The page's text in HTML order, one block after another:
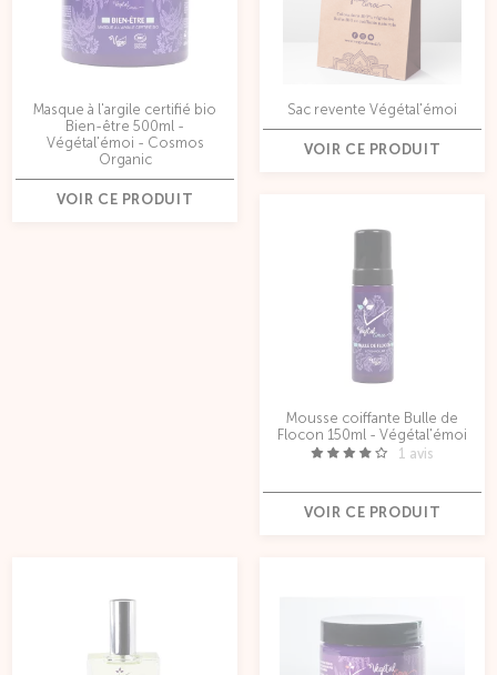
Masque à l'argile certifié bio
Bien-être 500ml -
Végétal'émoi - Cosmos
Organic
VOIR CE PRODUIT
Sac revente Végétal'émoi
VOIR CE PRODUIT
Mousse coiffante Bulle de
Flocon 150ml - Végétal'émoi
1 avis
VOIR CE PRODUIT